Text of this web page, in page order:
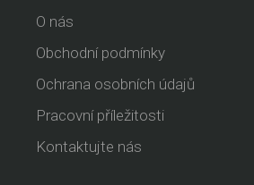
O nás
Obchodní podmínky
Ochrana osobních údajů
Pracovní příležitosti
Kontaktujte nás